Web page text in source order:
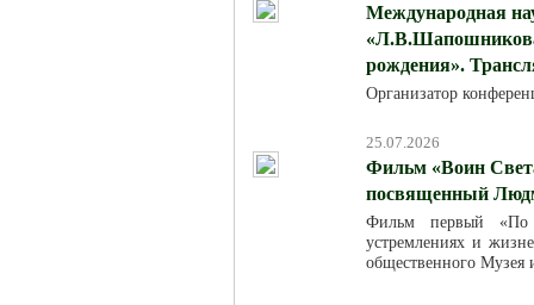
Международная
рождения».
Организатор
25.07.2026
Фильм «Воин
посвященный
Фильм первый «По
устремлениях и
общественного